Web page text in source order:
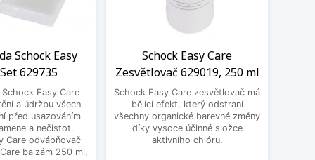
Schock Easy
629735
Easy Care
a údržbu všech
před usazováním
a nečistot.
Care odvápňovač
balzám 250 ml,
Schock Easy Care
Zesvětlovač 629019, 250 ml
Schock Easy Care zesvětlovač má
bělící efekt, který odstraní
všechny organické barevné změny
díky vysoce účinné složce
aktivního chlóru.